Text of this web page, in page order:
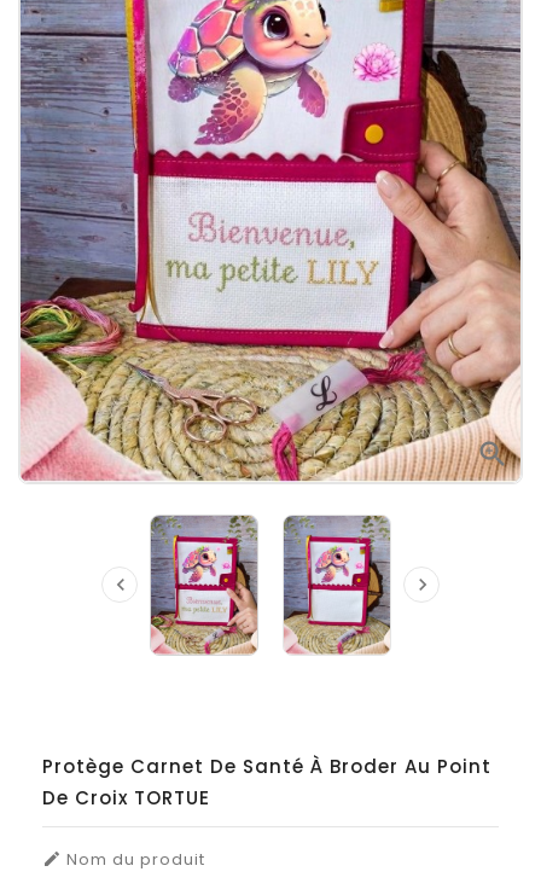

 
Protège Carnet De Santé À Broder Au Point
De Croix TORTUE
 Nom du produit